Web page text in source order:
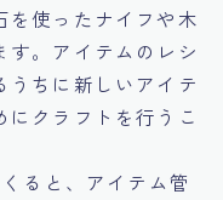
を使ったナイフや木
す。アイテムのレシ
うちに新しいアイテ
にクラフトを行うこ
ると、アイテム管